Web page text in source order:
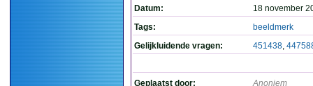
Datum:
18 november
Tags:
beeldmerk
Gelijkluidende vragen:
451438,
Geplaatst door: Anoniem